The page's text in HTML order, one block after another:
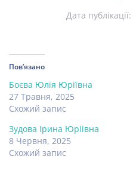
Дата публікації:
Пов’язано
Боєва Юлія Юріївна
27 Травня, 2025
Схожий запис
Зудова Ірина Юріівна
8 Червня, 2025
Схожий запис